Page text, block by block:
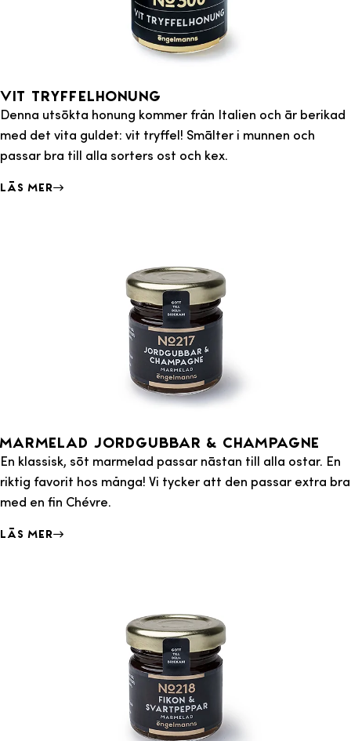
Vit Tryffelhonung
Denna utsökta honung kommer från Italien och är berikad
med det vita guldet: vit tryffel! Smälter i munnen och
passar bra till alla sorters ost och kex.
Läs mer
Marmelad Jordgubbar & Champagne
En klassisk, söt marmelad passar nästan till alla ostar. En
riktig favorit hos många! Vi tycker att den passar extra bra
med en fin Chévre.
Läs mer